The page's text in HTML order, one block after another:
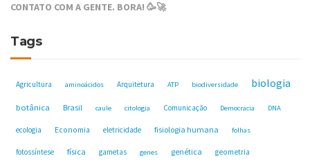
CONTATO COM A GENTE. BORA! 🥳🚀
Tags
Agricultura aminoácidos Arquitetura ATP biodiversidade biologia
botânica Brasil caule citologia Comunicação Democracia DNA
ecologia Economia eletricidade fisiologia humana folhas
fotossíntese física gametas genes genética geometria